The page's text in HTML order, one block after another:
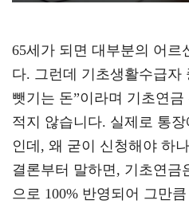
65세가 되면 대부분의 어르
다. 그런데 기초생활수급자
뺏기는 돈”이라며 기초연금
적지 않습니다. 실제로 통
인데, 왜 굳이 신청해야 하
결론부터 말하면, 기초연금
으로 100% 반영되어 그만